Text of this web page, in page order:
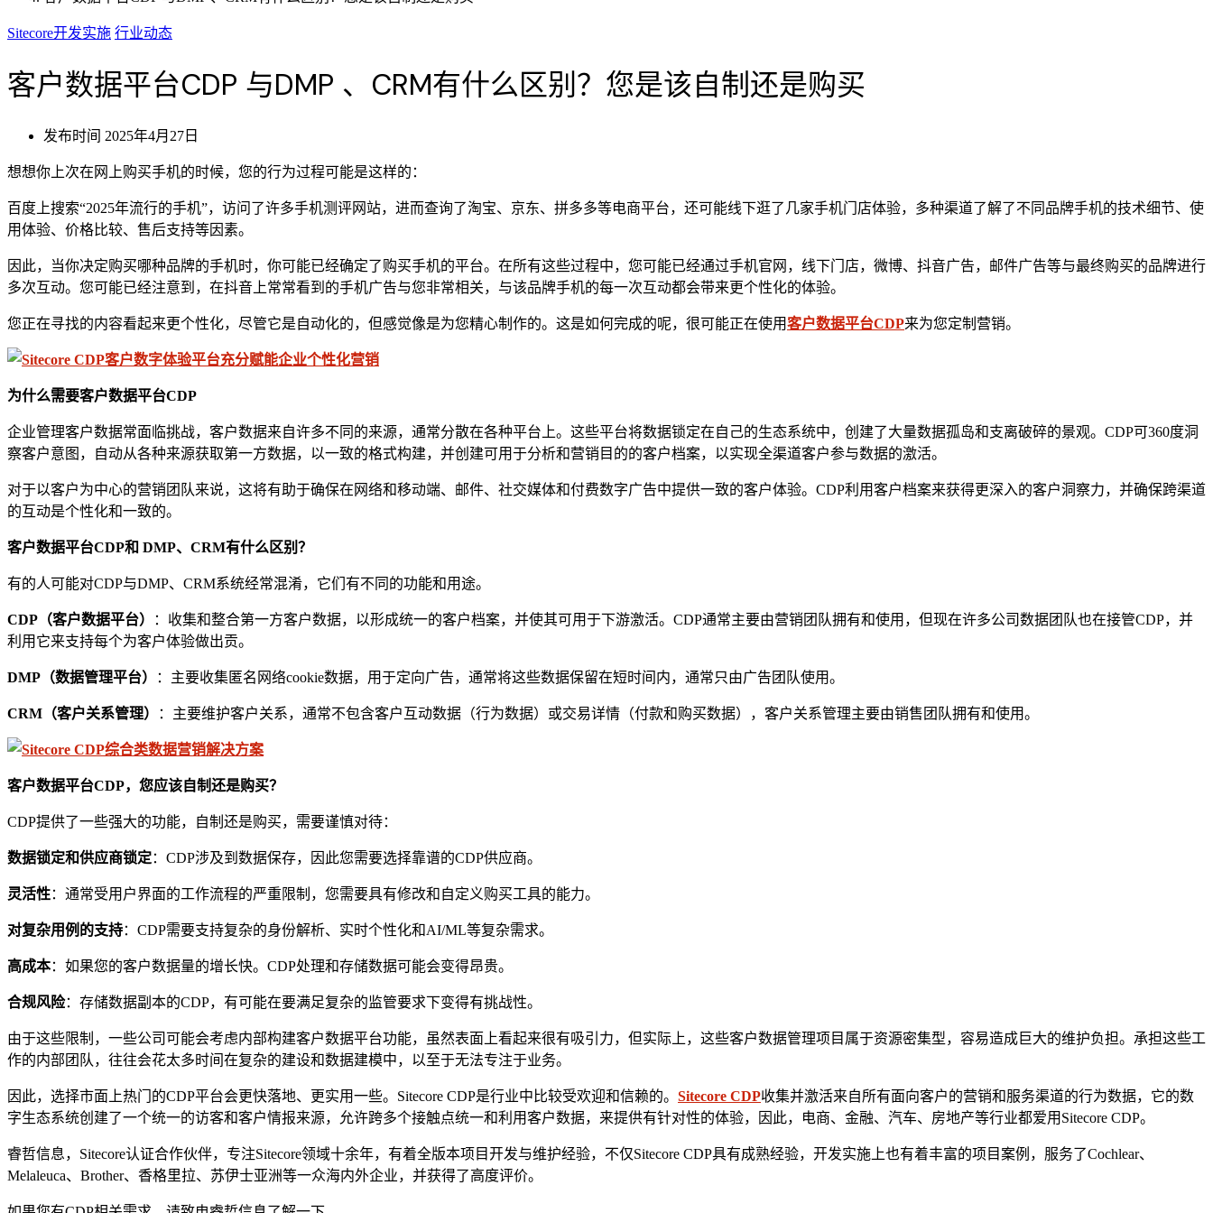
Sitecore开发实施 行业动态
客户数据平台CDP 与DMP 、CRM有什么区别？您是该自制还是购买
发布时间 2025年4月27日
想想你上次在网上购买手机的时候，您的行为过程可能是这样的：
百度上搜索“2025年流行的手机”，访问了许多手机测评网站，进而查询了淘宝、京东、拼多多等电商平台，还可能线下逛了几家手机门店体验，多种渠道了解了不同品牌手机的技术细节、使
用体验、价格比较、售后支持等因素。
因此，当你决定购买哪种品牌的手机时，你可能已经确定了购买手机的平台。在所有这些过程中，您可能已经通过手机官网，线下门店，微博、抖音广告，邮件广告等与最终购买的品牌进行
多次互动。您可能已经注意到，在抖音上常常看到的手机广告与您非常相关，与该品牌手机的每一次互动都会带来更个性化的体验。
您正在寻找的内容看起来更个性化，尽管它是自动化的，但感觉像是为您精心制作的。这是如何完成的呢，很可能正在使用客户数据平台CDP来为您定制营销。
为什么需要客户数据平台CDP
企业管理客户数据常面临挑战，客户数据来自许多不同的来源，通常分散在各种平台上。这些平台将数据锁定在自己的生态系统中，创建了大量数据孤岛和支离破碎的景观。CDP可360度洞
察客户意图，自动从各种来源获取第一方数据，以一致的格式构建，并创建可用于分析和营销目的的客户档案，以实现全渠道客户参与数据的激活。
对于以客户为中心的营销团队来说，这将有助于确保在网络和移动端、邮件、社交媒体和付费数字广告中提供一致的客户体验。CDP利用客户档案来获得更深入的客户洞察力，并确保跨渠道
的互动是个性化和一致的。
客户数据平台CDP和 DMP、 CRM有什么区别？
有的人可能对CDP与DMP、CRM系统经常混淆，它们有不同的功能和用途。
CDP（客户数据平台）
：收集和整合第一方客户数据，以形成统一的客户档案，并使其可用于下游激活。CDP通常主要由营销团队拥有和使用，但现在许多公司数据团队也在接管CDP，并
利用它来支持每个为客户体验做出贡。
DMP（数据管理平台） ：主要收集匿名网络cookie数据，用于定向广告，通常将这些数据保留在短时间内，通常只由广告团队使用。
CRM（客户关系管理） ：主要维护客户关系，通常不包含客户互动数据（行为数据）或交易详情（付款和购买数据），客户关系管理主要由销售团队拥有和使用。
客户数据平台CDP， 您应该自制还是购买？
CDP提供了一些强大的功能，自制还是购买，需要谨慎对待：
数据锁定和供应商锁定：CDP涉及到数据保存，因此您需要选择靠谱的CDP供应商。
灵活性：通常受用户界面的工作流程的严重限制，您需要具有修改和自定义购买工具的能力。
对复杂用例的支持：CDP需要支持复杂的身份解析、实时个性化和AI/ML等复杂需求。
高成本：如果您的客户数据量的增长快。CDP处理和存储数据可能会变得昂贵。
合规风险：存储数据副本的CDP，有可能在要满足复杂的监管要求下变得有挑战性。
由于这些限制，一些公司可能会考虑内部构建客户数据平台功能，虽然表面上看起来很有吸引力，但实际上，这些客户数据管理项目属于资源密集型，容易造成巨大的维护负担。承担这些工
作的内部团队，往往会花太多时间在复杂的建设和数据建模中，以至于无法专注于业务。
因此，选择市面上热门的CDP平台会更快落地、更实用一些。Sitecore CDP是行业中比较受欢迎和信赖的。 Sitecore CDP收集并激活来自所有面向客户的营销和服务渠道的行为数据，它的数
字生态系统创建了一个统一的访客和客户情报来源，允许跨多个接触点统一和利用客户数据，来提供有针对性的体验，因此，电商、金融、汽车、房地产等行业都爱用Sitecore CDP。
睿哲信息，Sitecore认证合作伙伴，专注Sitecore领域十余年，有着全版本项目开发与维护经验，不仅Sitecore CDP具有成熟经验，开发实施上也有着丰富的项目案例，服务了Cochlear、
Melaleuca、Brother、香格里拉、苏伊士亚洲等一众海内外企业，并获得了高度评价。